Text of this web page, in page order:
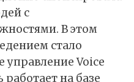
с
В этом
стало
управление Voice
работаетна базе